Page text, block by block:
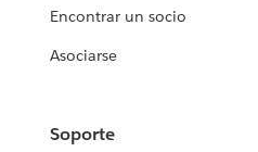
Encontrar un socio
Asociarse
Soporte